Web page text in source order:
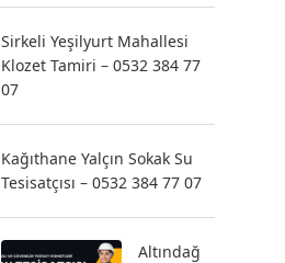
Sirkeli Yeşilyurt Mahallesi
Klozet Tamiri – 0532 384 77
07
Kağıthane Yalçın Sokak Su
Tesisatçısı – 0532 384 77 07
Altındağ